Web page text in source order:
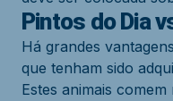
Pintos do Dia
Há grandes
que tenham sido
Estes animais